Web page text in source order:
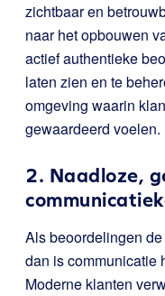
zichtbaar en
naar het opbouwen
actief authentieke
laten zien en te
omgeving waarin
gewaardeerd voelen.
2. Naadloze,
Als beoordelingen
dan is communicatie
Moderne klanten